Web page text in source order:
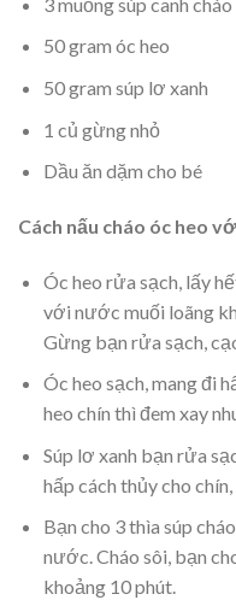
50 gram óc heo
50 gram súp lơ xanh
1 củ gừng nhỏ
Dầu ăn dặm cho bé
Cách nấu cháo óc heo
Óc heo rửa sạch, lấy
với nước muối loãng
Gừng bạn rửa sạch,
Óc heo sạch, mang đi
heo chín thì đem xay
Súp lơ xanh bạn rửa
hấp cách thủy cho
Bạn cho 3 thìa súp
nước. Cháo sôi, bạn
khoảng 10 phút.